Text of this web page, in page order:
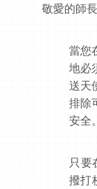
敬愛的師
當您
地必
送天
排除
安全。
只要
撥打